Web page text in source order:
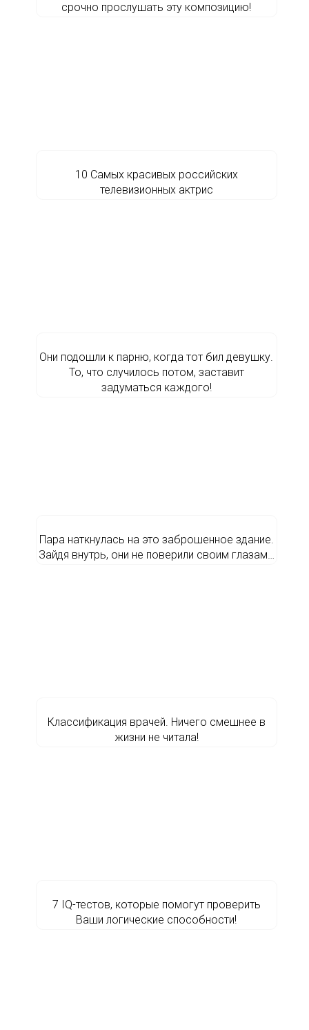
срочно прослушать эту композицию!
10 Самых красивых российских
телевизионных актрис
Они подошли к парню, когда тот бил девушку.
То, что случилось потом, заставит
задуматься каждого!
Пара наткнулась на это заброшенное здание.
Зайдя внутрь, они не поверили своим глазам…
Классификация врачей. Ничего смешнее в
жизни не читала!
7 IQ-тестов, которые помогут проверить
Ваши логические способности!